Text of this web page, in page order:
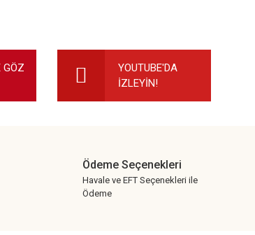
GÖZ
YOUTUBE'DA
İZLEYİN!
Ödeme Seçenekleri
Havale ve EFT Seçenekleri ile
Ödeme